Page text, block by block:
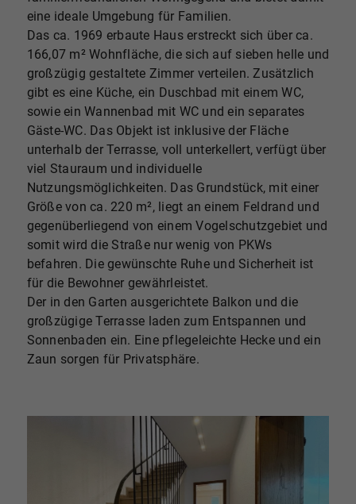
eine ideale Umgebung für Familien.
Das ca. 1969 erbaute Haus erstreckt sich über ca.
166,07 m² Wohnfläche, die sich auf sieben helle und
großzügig gestaltete Zimmer verteilen. Zusätzlich
gibt es eine Küche, ein Duschbad mit einem WC,
sowie ein Wannenbad mit WC und ein separates
Gäste-WC. Das Objekt ist inklusive der Fläche
unterhalb der Terrasse, voll unterkellert, verfügt über
viel Stauraum und individuelle
Nutzungsmöglichkeiten. Das Grundstück, mit einer
Größe von ca. 220 m², liegt an einem Feldrand und
gegenüberliegend von einem Vogelschutzgebiet und
somit wird die Straße nur wenig von PKWs
befahren. Die gewünschte Ruhe und Sicherheit ist
für die Bewohner gewährleistet.
Der in den Garten ausgerichtete Balkon und die
großzügige Terrasse laden zum Entspannen und
Sonnenbaden ein. Eine pflegeleichte Hecke und ein
Zaun sorgen für Privatsphäre.